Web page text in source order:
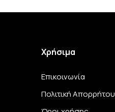
Χρήσιμα
Επικοινωνία
Πολιτική Απορρήτου